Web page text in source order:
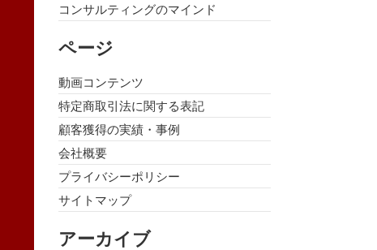
コンサルティングのマインド
ページ
動画コンテンツ
特定商取引法に関する表記
顧客獲得の実績・事例
会社概要
プライバシーポリシー
サイトマップ
アーカイブ